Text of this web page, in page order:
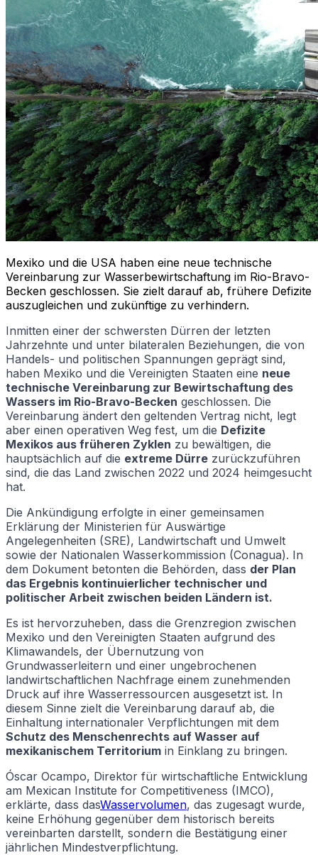
Mexiko und die USA haben eine neue technische
Vereinbarung zur Wasserbewirtschaftung im Rio-Bravo-
Becken geschlossen. Sie zielt darauf ab, frühere Defizite
auszugleichen und zukünftige zu verhindern.
Inmitten einer der schwersten Dürren der letzten
Jahrzehnte und unter bilateralen Beziehungen, die von
Handels- und politischen Spannungen geprägt sind,
haben Mexiko und die Vereinigten Staaten eine neue
technische Vereinbarung zur Bewirtschaftung des
Wassers im Rio-Bravo-Becken geschlossen. Die
Vereinbarung ändert den geltenden Vertrag nicht, legt
aber einen operativen Weg fest, um die Defizite
Mexikos aus früheren Zyklen zu bewältigen, die
hauptsächlich auf die extreme Dürre zurückzuführen
sind, die das Land zwischen 2022 und 2024 heimgesucht
hat.
Die Ankündigung erfolgte in einer gemeinsamen
Erklärung der Ministerien für Auswärtige
Angelegenheiten (SRE), Landwirtschaft und Umwelt
sowie der Nationalen Wasserkommission (Conagua). In
dem Dokument betonten die Behörden, dass der Plan
das Ergebnis kontinuierlicher technischer und
politischer Arbeit zwischen beiden Ländern ist.
Es ist hervorzuheben, dass die Grenzregion zwischen
Mexiko und den Vereinigten Staaten aufgrund des
Klimawandels, der Übernutzung von
Grundwasserleitern und einer ungebrochenen
landwirtschaftlichen Nachfrage einem zunehmenden
Druck auf ihre Wasserressourcen ausgesetzt ist. In
diesem Sinne zielt die Vereinbarung darauf ab, die
Einhaltung internationaler Verpflichtungen mit dem
Schutz des Menschenrechts auf Wasser auf
mexikanischem Territorium in Einklang zu bringen.
Óscar Ocampo, Direktor für wirtschaftliche Entwicklung
am Mexican Institute for Competitiveness (IMCO),
erklärte, dass dasWasservolumen, das zugesagt wurde,
keine Erhöhung gegenüber dem historisch bereits
vereinbarten darstellt, sondern die Bestätigung einer
jährlichen Mindestverpflichtung.